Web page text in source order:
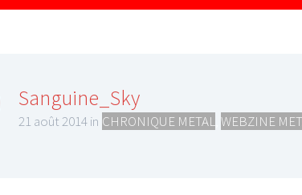
Sanguine_Sky
21 août 2014 in CHRONIQUE METAL WEBZINE